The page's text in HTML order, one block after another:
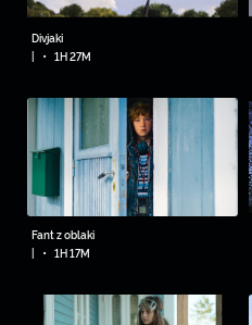
Divjaki
|
• 1H 27M
Fant z oblaki
• 1H 17M